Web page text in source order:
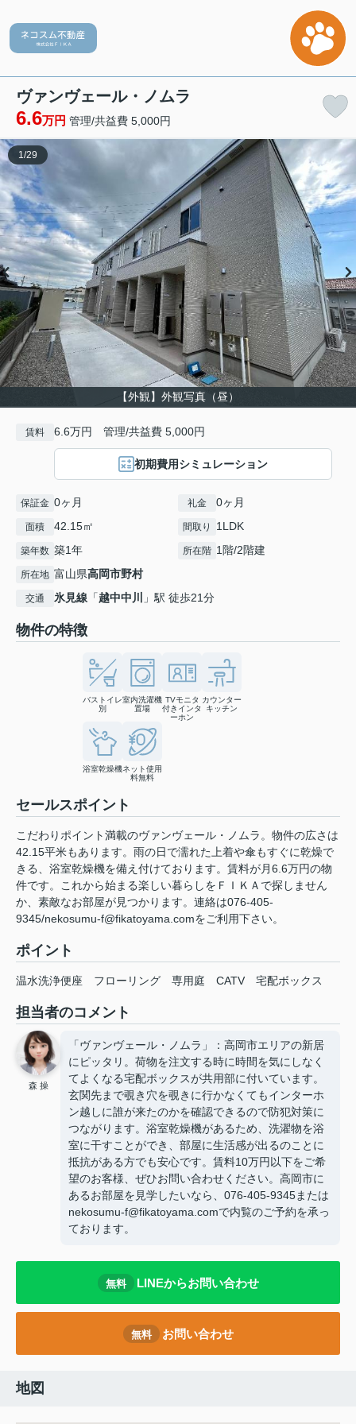
ヴァンヴェール・ノムラ
6.6万円 管理/共益費 5,000円
【外観】外観写真（昼）
1 /29
賃料 6.6万円 管理/共益費 5,000円
初期費用シミュレーション
保証金 0ヶ月 礼金 0ヶ月
面積 42.15㎡ 間取り 1LDK
築年数 築1年 所在階 1階/2階建
所在地 富山県高岡市野村
交通 氷見線 「越中中川 」駅 徒歩21分
物件の特徴
バストイレ
別
室内洗濯機
置場
TVモニタ
付きインタ
ーホン
カウンター
キッチン
浴室乾燥機ネット使用
料無料
セールスポイント
こだわりポイント満載のヴァンヴェール・ノムラ。物件の広さは
42.15平米もあります。雨の日で濡れた上着や傘もすぐに乾燥で
きる、浴室乾燥機を備え付けております。賃料が月6.6万円の物
件です。これから始まる楽しい暮らしをＦＩＫＡで探しません
か、素敵なお部屋が見つかります。連絡は076-405-
9345/nekosumu-f@fikatoyama.comをご利用下さい。
ポイント
温水洗浄便座 フローリング 専用庭 CATV 宅配ボックス
担当者のコメント
森 操
「ヴァンヴェール・ノムラ」：高岡市エリアの新居
にピッタリ。荷物を注文する時に時間を気にしなく
てよくなる宅配ボックスが共用部に付いています。
玄関先まで覗き穴を覗きに行かなくてもインターホ
ン越しに誰が来たのかを確認できるので防犯対策に
つながります。浴室乾燥機があるため、洗濯物を浴
室に干すことができ、部屋に生活感が出るのことに
抵抗がある方でも安心です。賃料10万円以下をご希
望のお客様、ぜひお問い合わせください。高岡市に
あるお部屋を見学したいなら、076-405-9345または
nekosumu-f@fikatoyama.comで内覧のご予約を承っ
ております。
無料 LINEからお問い合わせ
無料 お問い合わせ
地図